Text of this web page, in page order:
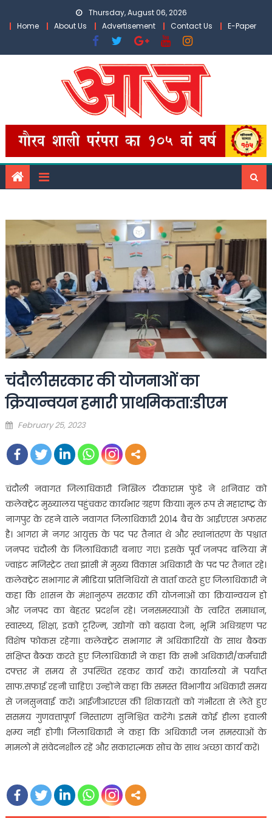
Thursday, August 06, 2026
Home
About Us Advertisement Contact Us E-Paper
चंदौलीसरकार की योजनाओं का
क्रियान्वयन हमारी प्राथमिकता:डीएम
Posted
February 25, 2023
चंदौली नवागत जिलाधिकारी निखिल टीकाराम फुंडे ने शनिवार को
कलेक्ट्रेट मुख्यालय पहुंचकर कार्यभार ग्रहण किया। मूल रूप से महाराष्ट्र के
नागपुर के रहने वाले नवागत जिलाधिकारी 2014 बैच के आईएएस अफसर
है। आगरा में नगर आयुक्त के पद पर तैनात थे और स्थानांतरण के पश्चात
जनपद चंदौली के जिलाधिकारी बनाए गए। इसके पूर्व जनपद बलिया में
ज्वाइंट मजिस्ट्रेट तथा झांसी में मुख्य विकास अधिकारी के पद पर तैनात रहे।
कलेक्ट्रेट सभागार में मीडिया प्रतिनिधियों से वार्ता करते हुए जिलाधिकारी ने
कहा कि शासन के मंशानुरूप सरकार की योजनाओं का क्रियान्वयन हो
और जनपद का बेहतर प्रदर्शन रहे। जनसमस्याओं के त्वरित समाधान,
स्वास्थ्य, शिक्षा, इको टूरिज्म, उद्योगों को बढ़ावा देना, भूमि अधिग्रहण पर
विशेष फोकस रहेगा। कलेक्ट्रेट सभागार में अधिकारियों के साथ बैठक
संक्षिप्त बैठक करते हुए जिलाधिकारी ने कहा कि सभी अधिकारी/कर्मचारी
दफ्तर में समय से उपस्थित रहकर कार्य करें। कार्यालयो में पर्याप्त
साफ.सफाई रहनी चाहिए। उन्होंने कहा कि समस्त विभागीय अधिकारी समय
से जनसुनवाई करें। आईजीआरएस की शिकायतों को गंभीरता से लेते हुए
ससमय गुणवत्तापूर्ण निस्तारण सुनिश्चित करेंगे। इसमें कोई हीला हवाली
क्षम्य नहीं होगी। जिलाधिकारी ने कहा कि अधिकारी जन समस्याओं के
मामलो में संवेदनशील रहें और सकारात्मक सोच के साथ अच्छा कार्य करें।